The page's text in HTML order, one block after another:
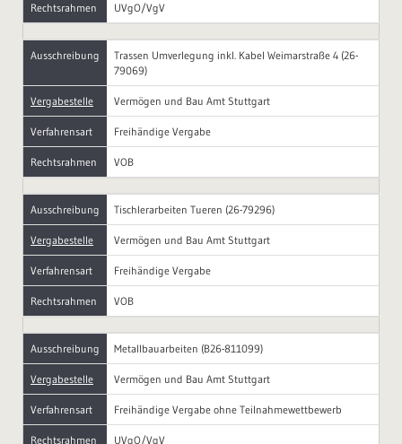
Rechtsrahmen UVgO/VgV
Ausschreibung
Trassen Umverlegung inkl. Kabel Weimarstraße 4 (26-
79069)
Vergabestelle Vermögen und Bau Amt Stuttgart
Verfahrensart Freihändige Vergabe
Rechtsrahmen VOB
Ausschreibung Tischlerarbeiten Tueren (26-79296)
Vergabestelle Vermögen und Bau Amt Stuttgart
Verfahrensart Freihändige Vergabe
Rechtsrahmen VOB
Ausschreibung Metallbauarbeiten (B26-811099)
Vergabestelle Vermögen und Bau Amt Stuttgart
Verfahrensart Freihändige Vergabe ohne Teilnahmewettbewerb
Rechtsrahmen UVgO/VgV